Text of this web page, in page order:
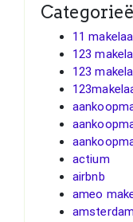
11
123
123
actium
airbnb
ameo
amsterdam